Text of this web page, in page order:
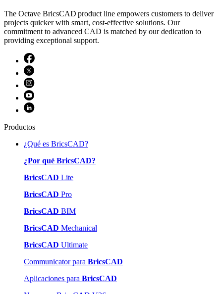
The Octave BricsCAD product line empowers customers to deliver
projects quicker with smart, cost-effective solutions. Our
commitment to advanced CAD is matched by our dedication to
providing exceptional support.
Productos
¿Qué es BricsCAD?
¿Por qué BricsCAD?
BricsCAD Lite
BricsCAD Pro
BricsCAD BIM
BricsCAD Mechanical
BricsCAD Ultimate
Communicator para BricsCAD
Aplicaciones para BricsCAD